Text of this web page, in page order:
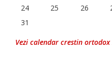
24
25 26
31
Vezi calendar crestin ortodox